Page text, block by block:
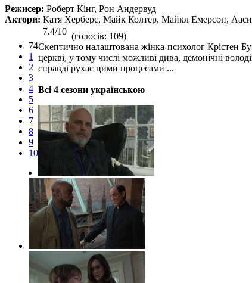
Режисер: Роберт Кінг, Рон Андервуд
Актори: Катя Херберс, Майк Колтер, Майкл Емерсон,
74
1
2
3
4
5
6
7
8
9
10
7.4/10 (голосів: 109)
Скептично налаштована жінка-психолог Крістен
церкві, у тому числі можливі дива, демонічні
справді рухає цими процесами ...
Всі 4 сезони українською